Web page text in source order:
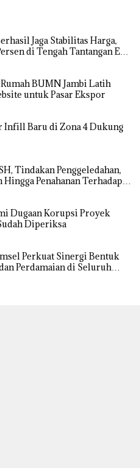
Jaga Stabilitas Harga,
di Tengah Tantangan El
BUMN Jambi Latih
untuk Pasar Ekspor
Infill Baru di Zona 4 Dukung
Tindakan Penggeledahan,
Hingga Penahanan Terhadap
Dugaan Korupsi Proyek
Diperiksa
Perkuat Sinergi Bentuk
Perdamaian di Seluruh